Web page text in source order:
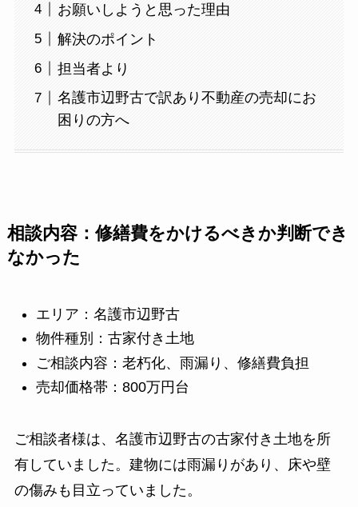
お願いしようと思った理由
解決のポイント
担当者より
名護市辺野古で訳あり不動産の売却にお
困りの方へ
相談内容：修繕費をかけるべきか判断でき
なかった
エリア：名護市辺野古
物件種別：古家付き土地
ご相談内容：老朽化、雨漏り、修繕費負担
売却価格帯：800万円台
ご相談者様は、名護市辺野古の古家付き土地を所
有していました。建物には雨漏りがあり、床や壁
の傷みも目立っていました。